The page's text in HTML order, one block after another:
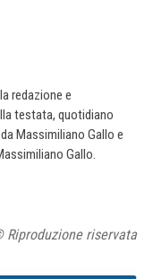
redazione e
testata, quotidiano
Massimiliano Gallo e
Gallo.
riservata